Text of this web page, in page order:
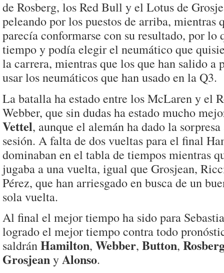
de Rosberg, los Red Bull y el Lotus de
peleando por los puestos de arriba, mientras
parecía conformarse con su resultado, por lo
tiempo y podía elegir el neumático que
la carrera, mientras que los que han salido a
usar los neumáticos que han usado en la Q3.
La batalla ha estado entre los McLaren y el
Webber, que sin dudas ha estado mucho
Vettel, aunque el alemán ha dado la
sesión. A falta de dos vueltas para el final
dominaban en el tabla de tiempos mientras
jugaba a una vuelta, igual que Grosjean,
Pérez, que han arriesgado en busca de un
sola vuelta.
Al final el mejor tiempo ha sido para
logrado el mejor tiempo contra todo
saldránHamilton, Webber, Button,
GrosjeanyAlonso.